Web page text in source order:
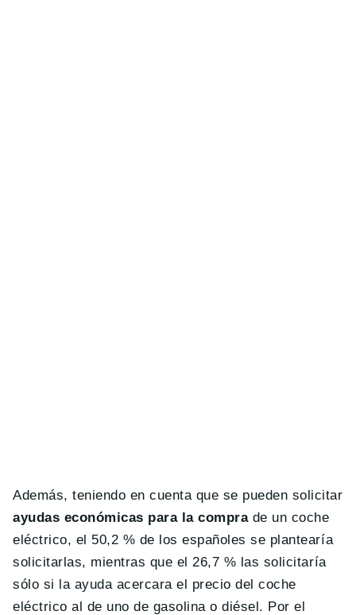
Además, teniendo en cuenta que se pueden solicitar
ayudas económicas para la comprade un coche
eléctrico, el 50,2 % de los españoles se plantearía
solicitarlas, mientras que el 26,7 % las solicitaría
sólo si la ayuda acercara el precio del coche
eléctrico al de uno de gasolina o diésel. Por el